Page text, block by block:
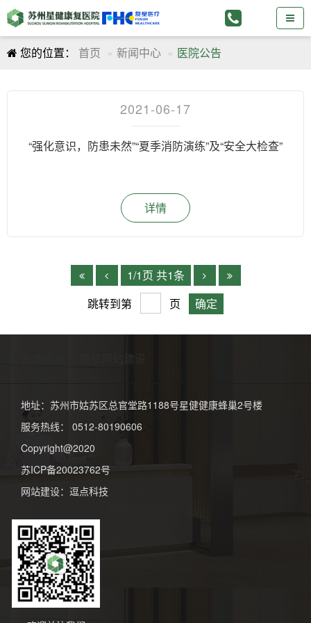
您的位置： 首页 新闻中心 医院公告
2021-06-17
“强化意识，防患未然”“夏季消防演练”及“安全大检查”
详情
1/1页 共1条
跳转到第
页
地址：苏州市姑苏区总官堂路1188号星健健康蜂巢2号楼
服务热线： 0512-80190606
Copyright@2020
苏ICP备20023762号
网站建设： 逗点科技